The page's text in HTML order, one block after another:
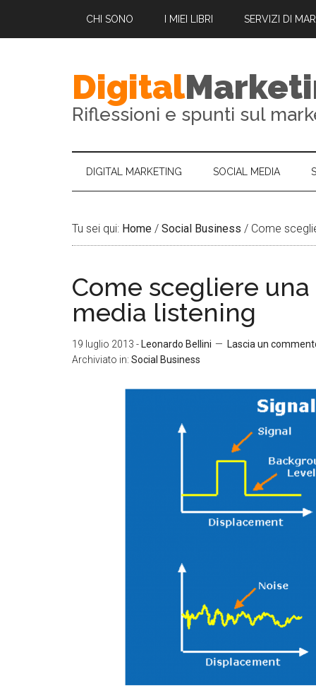
CHI SONO I MIEI LIBRI SERVIZI DI
Digital
Riflessioni e spunti sul
DIGITAL MARKETING SOCIAL MEDIA
Tu sei qui: Home / Social Business / Come
Come scegliere
media listening
19 luglio 2013 - Leonardo Bellini
Lascia un
Archiviato in: Social Business